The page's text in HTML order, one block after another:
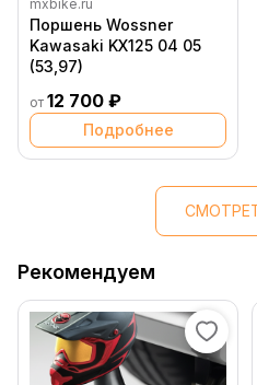
mxbike.ru
Поршень Wossner
Kawasaki KX125 04 05
(53,97)
от 12 700 ₽
Подробнее
Рекомендуем